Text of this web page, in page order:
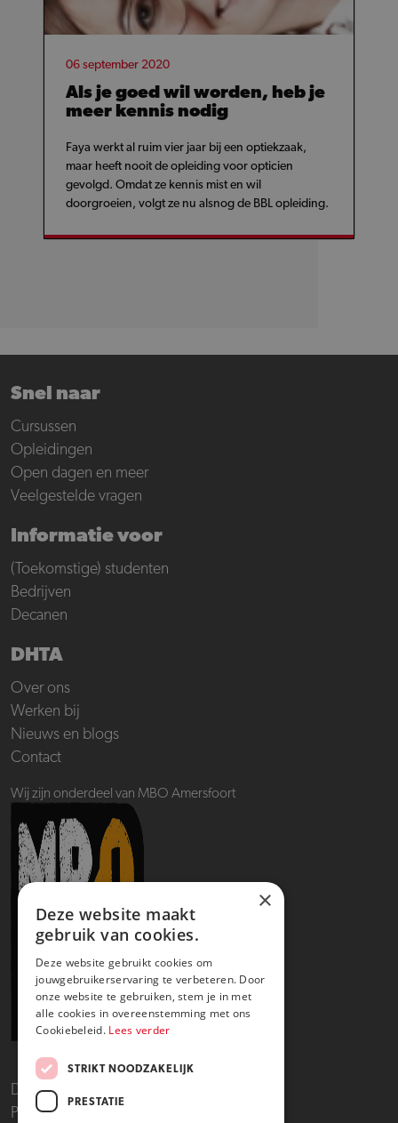
06 september 2020
Als je goed wil worden, heb je
meer kennis nodig
Faya werkt al ruim vier jaar bij een optiekzaak,
maar heeft nooit de opleiding voor opticien
gevolgd. Omdat ze kennis mist en wil
doorgroeien, volgt ze nu alsnog de BBL opleiding.
Snel naar
Cursussen
Opleidingen
Open dagen en meer
Veelgestelde vragen
Informatie voor
(Toekomstige) studenten
Bedrijven
Decanen
DHTA
Over ons
Werken bij
Nieuws en blogs
Contact
Wij zijn onderdeel van MBO Amersfoort
Disclaimer
Privacy- en cookieverklaring
×
Deze website maakt
gebruik van cookies.
Deze website gebruikt cookies om
jouwgebruikerservaring te verbeteren. Door
onze website te gebruiken, stem je in met
alle cookies in overeenstemming met ons
Cookiebeleid. Lees verder
STRIKT NOODZAKELIJK
PRESTATIE